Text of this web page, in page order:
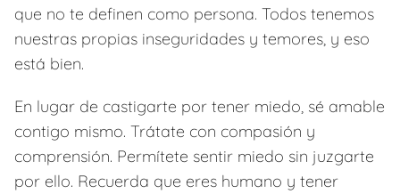
que no te definen como persona. Todos tenemos
nuestras propias inseguridades y temores, y eso
está bien.
En lugar de castigarte por tener miedo, sé amable
contigo mismo. Trátate con compasión y
comprensión. Permítete sentir miedo sin juzgarte
por ello. Recuerda que eres humano y tener